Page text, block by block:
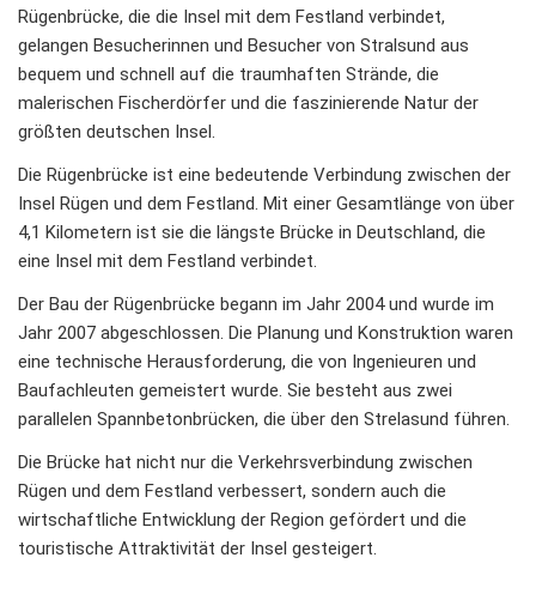
Rügenbrücke, die die Insel mit dem Festland verbindet,
gelangen Besucherinnen und Besucher von Stralsund aus
bequem und schnell auf die traumhaften Strände, die
malerischen Fischerdörfer und die faszinierende Natur der
größten deutschen Insel.
Die Rügenbrücke ist eine bedeutende Verbindung zwischen der
Insel Rügen und dem Festland. Mit einer Gesamtlänge von über
4,1 Kilometern ist sie die längste Brücke in Deutschland, die
eine Insel mit dem Festland verbindet.
Der Bau der Rügenbrücke begann im Jahr 2004 und wurde im
Jahr 2007 abgeschlossen. Die Planung und Konstruktion waren
eine technische Herausforderung, die von Ingenieuren und
Baufachleuten gemeistert wurde. Sie besteht aus zwei
parallelen Spannbetonbrücken, die über den Strelasund führen.
Die Brücke hat nicht nur die Verkehrsverbindung zwischen
Rügen und dem Festland verbessert, sondern auch die
wirtschaftliche Entwicklung der Region gefördert und die
touristische Attraktivität der Insel gesteigert.